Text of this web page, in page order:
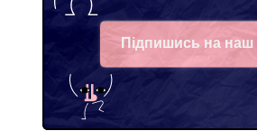
Підпишись на наш
Facebook